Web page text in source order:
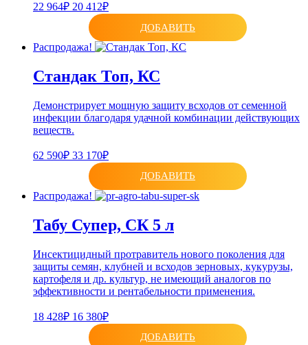
22 964₽ 20 412₽
ДОБАВИТЬ
Распродажа!
Стандак Топ, КС
Демонстрирует мощную защиту всходов от семенной
инфекции благодаря удачной комбинации действующих
веществ.
62 590₽ 33 170₽
ДОБАВИТЬ
Распродажа!
Табу Супер, СК 5 л
Инсектицидный протравитель нового поколения для
защиты семян, клубней и всходов зерновых, кукурузы,
картофеля и др. культур, не имеющий аналогов по
эффективности и рентабельности применения.
18 428₽ 16 380₽
ДОБАВИТЬ